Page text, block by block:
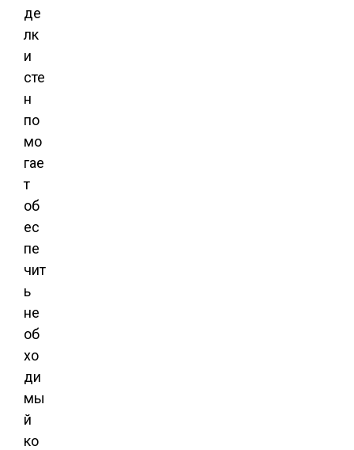
де
лк
и
сте
н
по
мо
гае
т
об
ес
пе
чит
ь
не
об
хо
ди
мы
й
ко